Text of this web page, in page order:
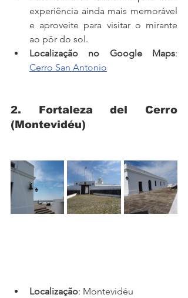
experiência ainda mais memorável
e aproveite para visitar o mirante
ao pôr do sol.
Localização no Google Maps
Cerro San Antonio
2. Fortaleza del Cerro
(Montevidéu)
Localização: Montevidéu